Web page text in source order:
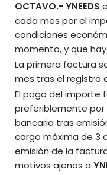
OCTAVO.- YNEEDS
cada mes por el
condiciones
momento, y que
La primera factura
mes tras el registro
El pago del importe
preferiblemente
bancaria tras
cargo máxima de 3
emisión de la
motivos ajenos a